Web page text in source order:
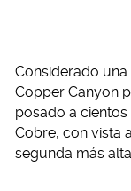
Considerado
Copper Canyon
posado a
Cobre, con vista
segunda más